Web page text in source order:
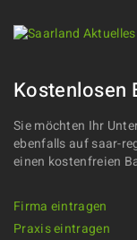
Kostenlosen
Sie möchten Ihr
ebenfalls auf saar-
einen kostenfreien
Firma eintragen
Praxis eintragen